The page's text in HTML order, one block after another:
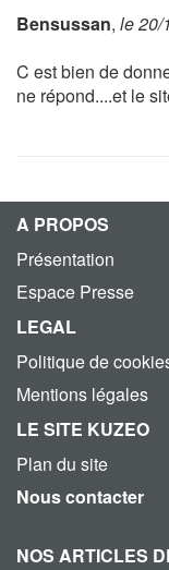
Bensussan, le 20/
C est bien de
ne répond....et le
A PROPOS
Présentation
Espace Presse
LEGAL
Politique de
Mentions légales
LE SITE KUZEO
Plan du site
Nous contacter
NOS ARTICLES